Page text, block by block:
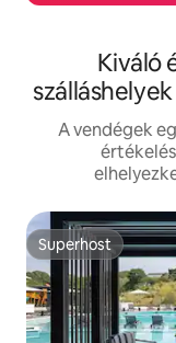
Kiváló
A vendégek
Superhost
Superhost